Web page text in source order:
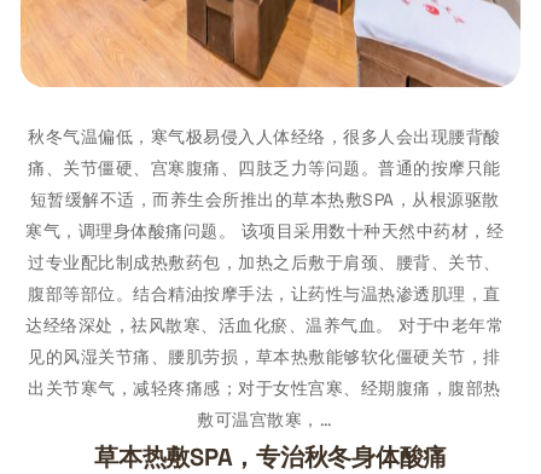
秋冬气温偏低，寒气极易侵入人体经络，很多人会出现腰背酸
痛、关节僵硬、宫寒腹痛、四肢乏力等问题。普通的按摩只能
短暂缓解不适，而养生会所推出的草本热敷SPA，从根源驱散
寒气，调理身体酸痛问题。 该项目采用数十种天然中药材，经
过专业配比制成热敷药包，加热之后敷于肩颈、腰背、关节、
腹部等部位。结合精油按摩手法，让药性与温热渗透肌理，直
达经络深处，祛风散寒、活血化瘀、温养气血。 对于中老年常
见的风湿关节痛、腰肌劳损，草本热敷能够软化僵硬关节，排
出关节寒气，减轻疼痛感；对于女性宫寒、经期腹痛，腹部热
敷可温宫散寒，…
草本热敷SPA，专治秋冬身体酸痛